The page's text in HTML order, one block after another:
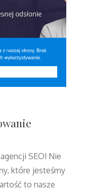
SEO! Nie
które jesteśmy
to nasze